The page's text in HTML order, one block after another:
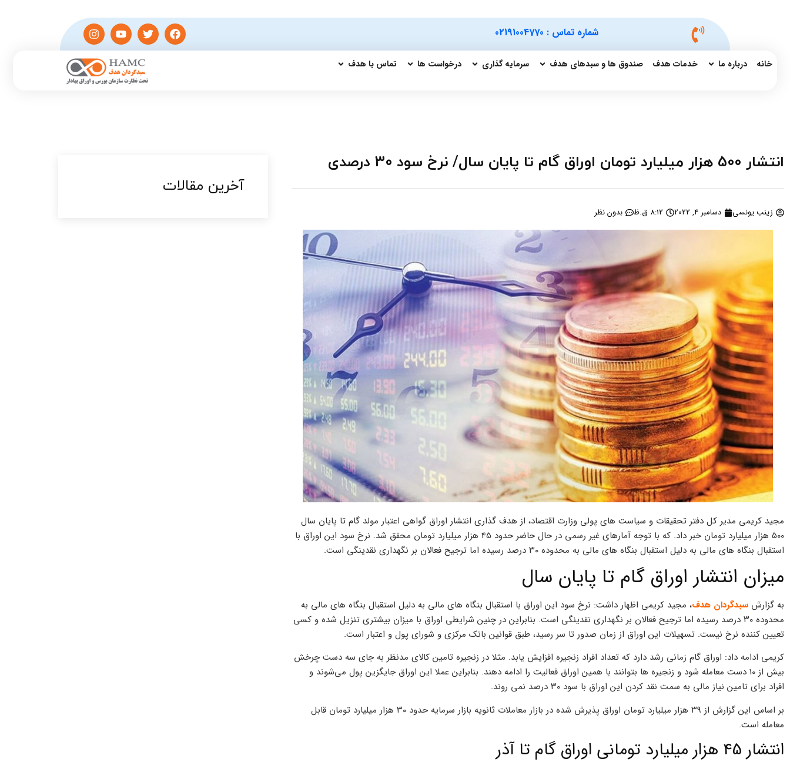
شماره تماس : 02191004770
خانه درباره ما خدمات هدف صندوق ها و سبدهای هدف سرمایه گذاری درخواست ها تماس با هدف
انتشار 500 هزار میلیارد تومان اوراق گام تا پایان سال/ نرخ سود 30 درصدی
زینب یونسی دسامبر 4, 2022 8:12 ق.ظ بدون نظر
مجید کریمی مدیر کل دفتر تحقیقات و سیاست های پولی وزارت اقتصاد، از هدف گذاری انتشار اوراق گواهی اعتبار مولد گام تا پایان سال
۵۰۰ هزار میلیارد تومان خبر داد. که با توجه آمارهای غیر رسمی در حال حاضر حدود 45 هزار میلیارد تومان محقق شد. نرخ سود این اوراق با
استقبال بنگاه های مالی به دلیل استقبال بنگاه های مالی به محدوده­ ۳۰ درصد رسیده اما ترجیح فعالان بر نگهداری نقدینگی است.
میزان انتشار اوراق گام تا پایان سال
به گزارش سبدگردان هدف، مجید کریمی اظهار داشت: نرخ سود این اوراق با استقبال بنگاه های مالی به دلیل استقبال بنگاه های مالی به
محدوده­ ۳۰ درصد رسیده اما ترجیح فعالان بر نگهداری نقدینگی است. بنابراین در چنین شرایطی اوراق با میزان بیشتری تنزیل شده و کسی
تعیین کننده نرخ نیست. تسهیلات این اوراق از زمان صدور تا سر رسید، طبق قوانین بانک مرکزی و شورای پول و اعتبار است.
کریمی ادامه داد: اوراق گام زمانی رشد ­دارد که تعداد افراد زنجیره افزایش یابد. مثلا در زنجیره تامین کالای مدنظر به جای سه دست چرخش
بیش از 10 دست معامله شود و زنجیره ها بتوانند با همین اوراق فعالیت را ادامه دهند. بنابراین عملا این اوراق جایگزین پول می‌شوند و
افراد برای تامین نیاز مالی به سمت نقد کردن این اوراق با سود ۳۰ درصد نمی روند.
بر اساس این گزارش از ۳۹ هزار میلیارد تومان اوراق پذیرش شده در بازار معاملات ثانویه بازار سرمایه حدود ۳۰ هزار میلیارد تومان قابل
معامله است.
انتشار 45 هزار میلیارد تومانی اوراق گام تا آذر
آخرین مقالات​